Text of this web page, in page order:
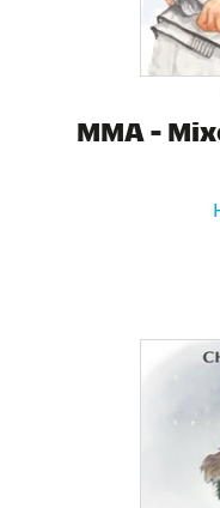
MMA -